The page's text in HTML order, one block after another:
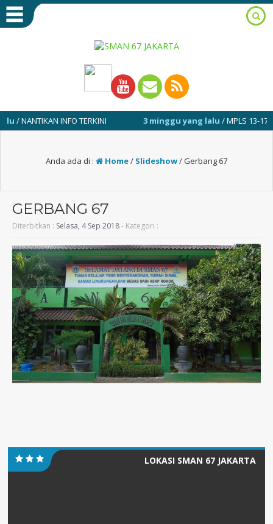
INFO TERKINI 3 minggu yang lalu/ MPLS 13-17 JULI
Anda ada di : Home/ Slideshow/ Gerbang 67
GERBANG 67
Diterbitkan : Selasa, 4 Sep 2018- Kategori :
LOKASI SMAN 67 JAKARTA